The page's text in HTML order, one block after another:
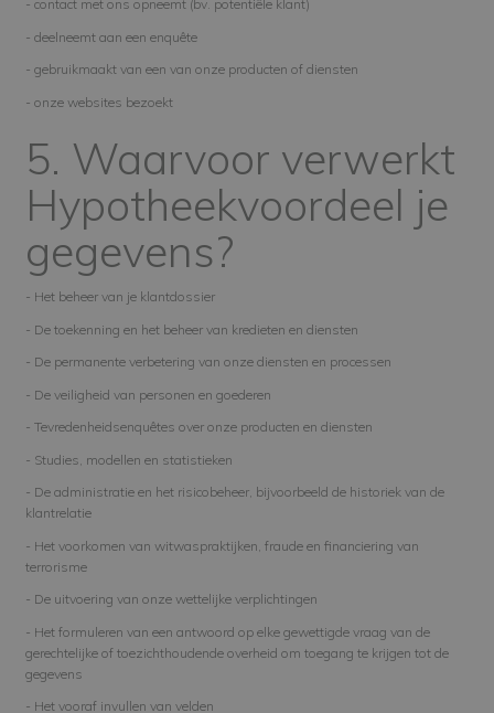
- contact met ons opneemt (bv. potentiële klant)
- deelneemt aan een enquête
- gebruikmaakt van een van onze producten of diensten
- onze websites bezoekt
5. Waarvoor verwerkt
Hypotheekvoordeel je
gegevens?
- Het beheer van je klantdossier
- De toekenning en het beheer van kredieten en diensten
- De permanente verbetering van onze diensten en processen
- De veiligheid van personen en goederen
- Tevredenheidsenquêtes over onze producten en diensten
- Studies, modellen en statistieken
- De administratie en het risicobeheer, bijvoorbeeld de historiek van de
klantrelatie
- Het voorkomen van witwaspraktijken, fraude en financiering van
terrorisme
- De uitvoering van onze wettelijke verplichtingen
- Het formuleren van een antwoord op elke gewettigde vraag van de
gerechtelijke of toezichthoudende overheid om toegang te krijgen tot de
gegevens
- Het vooraf invullen van velden